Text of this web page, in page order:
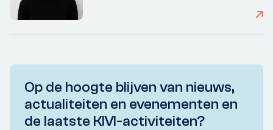
Op de hoogte blijven van nieuws,
actualiteiten en evenementen en
de laatste KIVI-activiteiten?